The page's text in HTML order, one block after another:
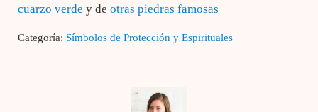
cuarzo verde y de otras piedras famosas
Categoría: Símbolos de Protección y Espirituales